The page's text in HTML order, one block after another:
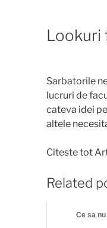
Lookuri
Sarbatorile
lucruri de
cateva idei
altele
Citeste tot
Related
Ce sa